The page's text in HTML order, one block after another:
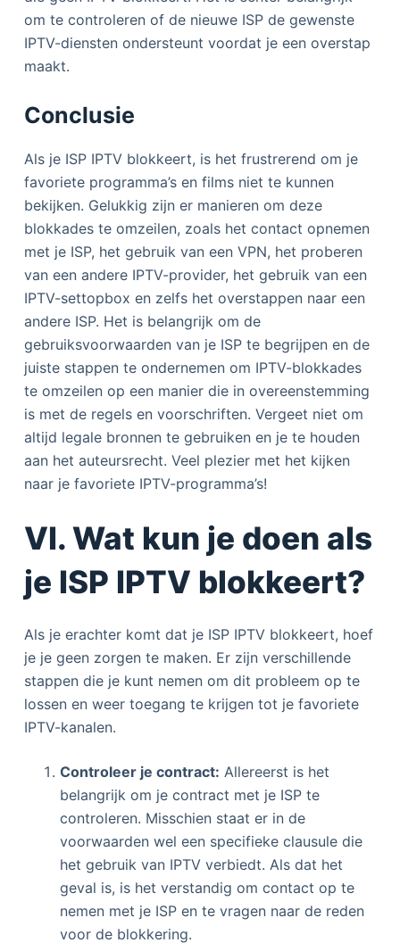
om te controleren of de nieuwe ISP de gewenste
IPTV-diensten ondersteunt voordat je een overstap
maakt.
Conclusie
Als je ISP IPTV blokkeert, is het frustrerend om je
favoriete programma’s en films niet te kunnen
bekijken. Gelukkig zijn er manieren om deze
blokkades te omzeilen, zoals het contact opnemen
met je ISP, het gebruik van een VPN, het proberen
van een andere IPTV-provider, het gebruik van een
IPTV-settopbox en zelfs het overstappen naar een
andere ISP. Het is belangrijk om de
gebruiksvoorwaarden van je ISP te begrijpen en de
juiste stappen te ondernemen om IPTV-blokkades
te omzeilen op een manier die in overeenstemming
is met de regels en voorschriften. Vergeet niet om
altijd legale bronnen te gebruiken en je te houden
aan het auteursrecht. Veel plezier met het kijken
naar je favoriete IPTV-programma’s!
VI. Wat kun je doen als
je ISP IPTV blokkeert?
Als je erachter komt dat je ISP IPTV blokkeert, hoef
je je geen zorgen te maken. Er zijn verschillende
stappen die je kunt nemen om dit probleem op te
lossen en weer toegang te krijgen tot je favoriete
IPTV-kanalen.
Controleer je contract: Allereerst is het
belangrijk om je contract met je ISP te
controleren. Misschien staat er in de
voorwaarden wel een specifieke clausule die
het gebruik van IPTV verbiedt. Als dat het
geval is, is het verstandig om contact op te
nemen met je ISP en te vragen naar de reden
voor de blokkering.